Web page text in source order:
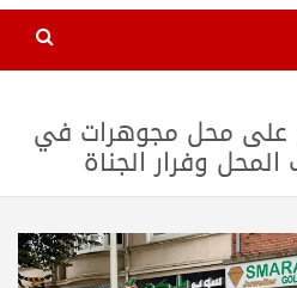
على محل مجوهرات في
وفرار الجناة